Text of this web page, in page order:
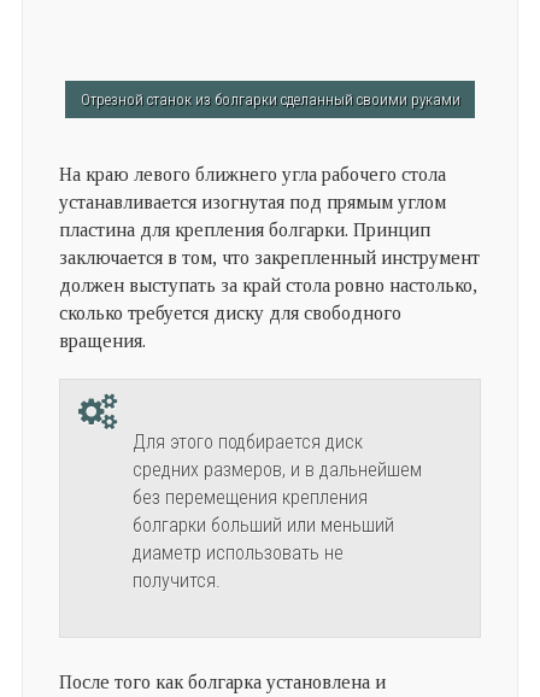
Отрезной станок из болгарки сделанный своими руками
На краю левого ближнего угла рабочего стола
устанавливается изогнутая под прямым углом
пластина для крепления болгарки. Принцип
заключается в том, что закрепленный инструмент
должен выступать за край стола ровно настолько,
сколько требуется диску для свободного
вращения.
Для этого подбирается диск
средних размеров, и в дальнейшем
без перемещения крепления
болгарки больший или меньший
диаметр использовать не
получится.
После того как болгарка установлена и